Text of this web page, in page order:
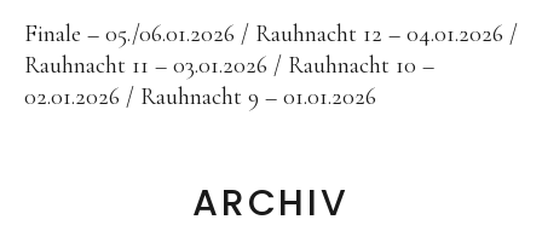
Hofhausen
Ingelheim am Rhein
Kassel
Rom, Italien
Finale – 05./06.01.2026
Rauhnacht 12 – 04.01.2026
Rauhnacht 11 – 03.01.2026
Rauhnacht 10 –
02.01.2026
Rauhnacht 9 – 01.01.2026
ARCHIV